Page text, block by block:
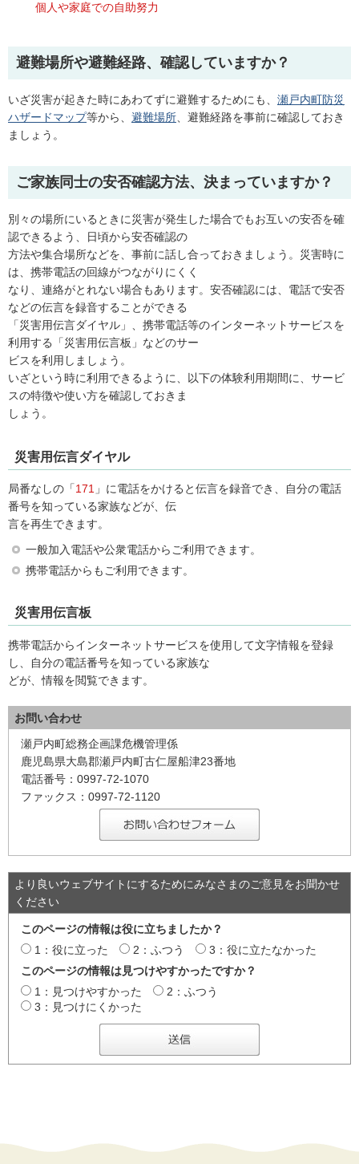
個人や家庭での自助努力
避難場所や避難経路、確認していますか？
いざ災害が起きた時にあわてずに避難するためにも、 瀬戸内町防災
ハザードマップ等から、 避難場所、避難経路を事前に確認しておき
ましょう。
ご家族同士の安否確認方法、決まっていますか？
別々の場所にいるときに災害が発生した場合でもお互いの安否を確
認できるよう、日頃から安否確認の
方法や集合場所などを、事前に話し合っておきましょう。災害時に
は、携帯電話の回線がつながりにくく
なり、連絡がとれない場合もあります。安否確認には、電話で安否
などの伝言を録音することができる
「災害用伝言ダイヤル」、携帯電話等のインターネットサービスを
利用する「災害用伝言板」などのサー
ビスを利用しましょう。
いざという時に利用できるように、以下の体験利用期間に、サービ
スの特徴や使い方を確認しておきま
しょう。
災害用伝言ダイヤル
局番なしの「171 」に電話をかけると伝言を録音でき、自分の電話
番号を知っている家族などが、伝
言を再生できます。
一般加入電話や公衆電話からご利用できます。
携帯電話からもご利用できます。
災害用伝言板
携帯電話からインターネットサービスを使用して文字情報を登録
し、自分の電話番号を知っている家族な
どが、情報を閲覧できます。
お問い合わせ
瀬戸内町総務企画課危機管理係
鹿児島県大島郡瀬戸内町古仁屋船津23番地
電話番号：0997-72-1070
ファックス：0997-72-1120
より良いウェブサイトにするためにみなさまのご意見をお聞かせ
ください
このページの情報は役に立ちましたか？
1：役に立った
2：ふつう
3：役に立たなかった
このページの情報は見つけやすかったですか？
1：見つけやすかった
2：ふつう
3：見つけにくかった